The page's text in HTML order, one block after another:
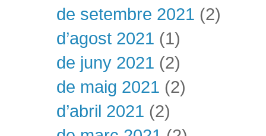
de setembre 2021 (2)
d’agost 2021 (1)
de juny 2021 (2)
de maig 2021 (2)
d’abril 2021 (2)